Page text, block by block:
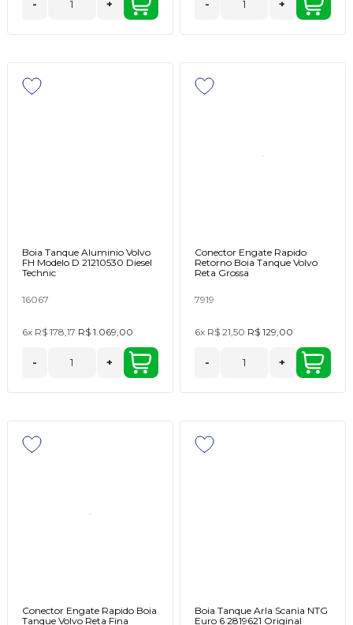
- + - +
Boia Tanque Aluminio Volvo
FH Modelo D 21210530 Diesel
Technic
16067
6x R$ 178,17 R$ 1.069,00
- +
Conector Engate Rapido
Retorno Boia Tanque Volvo
Reta Grossa
7919
6x R$ 21,50 R$ 129,00
- +
Conector Engate Rapido Boia
Tanque Volvo Reta Fina
Boia Tanque Arla Scania NTG
Euro 6 2819621 Original